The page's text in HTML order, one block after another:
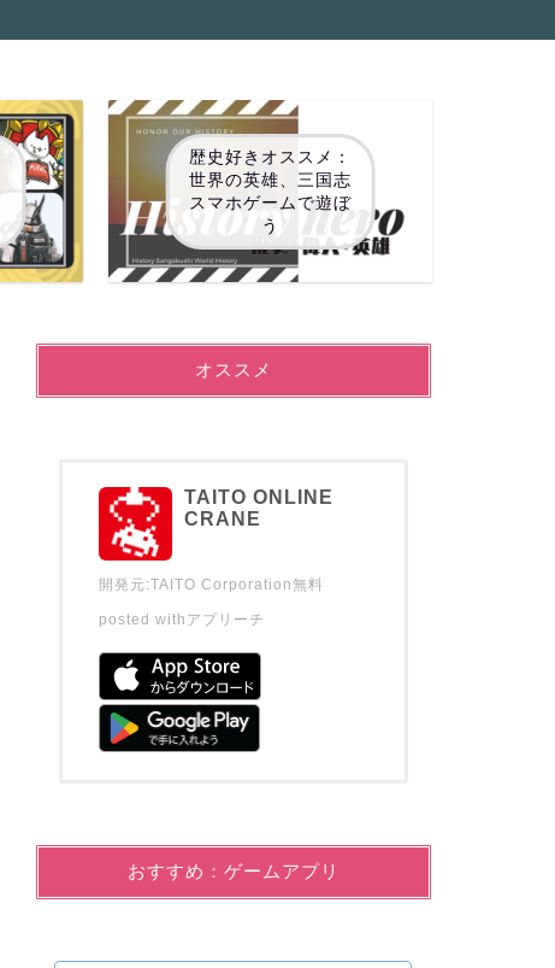
歴史好きオススメ：
世界の英雄、三国志
スマホゲームで遊ぼ
う
オススメ
TAITO ONLINE
CRANE
開発元:TAITO Corporation無料
posted with アプリーチ
おすすめ：ゲームアプリ